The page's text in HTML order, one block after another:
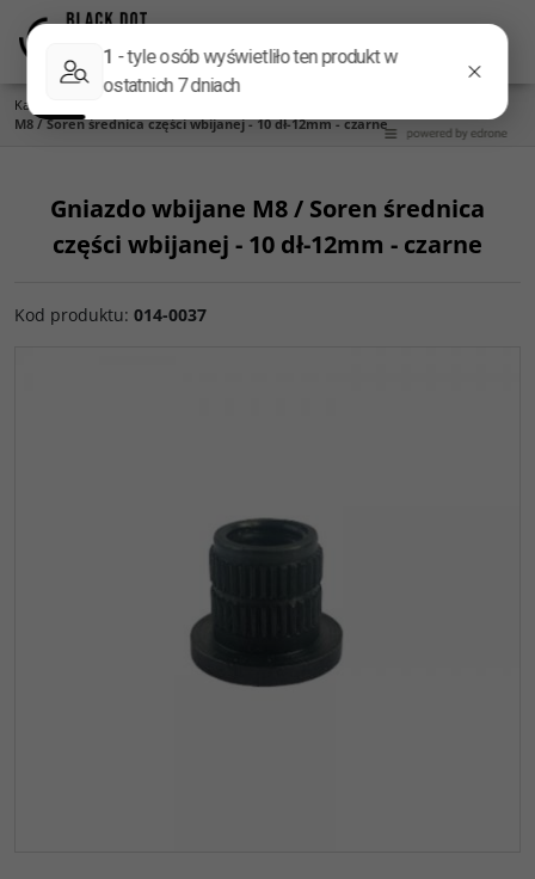
MenuPanel
Kategoria główna
M8 / Soren średnica części wbijanej - 10 dł-12mm - czarne
Gniazdo wbijane M8 / Soren średnica
części wbijanej - 10 dł-12mm - czarne
Kod produktu: 014-0037